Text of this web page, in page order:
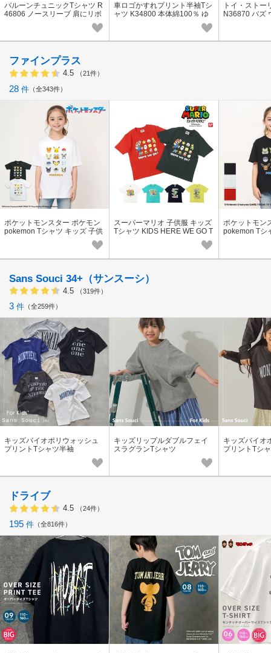
バルーンチュニックTシャツ R
46806 ノースリーブ 肩にリボ
ン 後ろ衿ぐりゴム仕様 着脱ス
車ロゴかすれプリント半袖Tシ
ャツ K34800 本体綿100％ ゆ
ったりシルエット ビンテージ
トイ・ストー
N36870 バズ
ファインプラス
4.5 （21件）
28 件 全343件
ポケットモンスター ポケモン
pokemon Tシャツ キッズ 子供
服 半袖 でんきタイプ 吸水速乾
スーパーマリオ 子供服 キッズ
Tシャツ KIDS HERE WE GO T
ポケットモン
pokemon Tシ
Sans Souci 34+（サンスーシ）
4.5 （319件）
3 件 全259件
キッズバイオポリウォッシュ
プリントTシャツ半袖
キッズリップルダブルフェイ
スラグランTシャツ
キッズバイオ
プリントTシ
ドライブ
4.5 （24件）
195 件 全816件